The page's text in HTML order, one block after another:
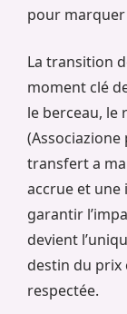
pour
La transition
moment clé
le berceau, le
transfert a
accrue et une
garantir
devient
destin du
respectée.